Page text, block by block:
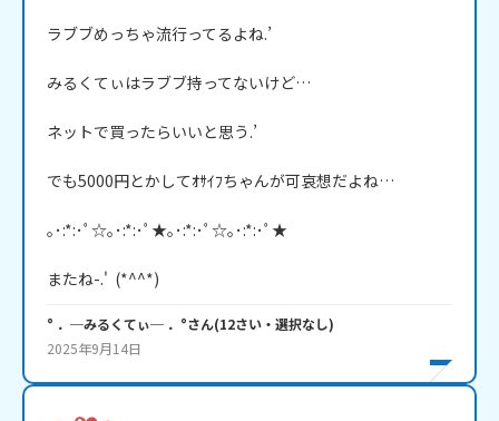
ラブブめっちゃ流行ってるよね.’
みるくてぃはラブブ持ってないけど…
ネットで買ったらいいと思う.’
でも5000円とかしてｵｻｲﾌちゃんが可哀想だよね…
｡･:*:･ﾟ☆｡･:*:･ﾟ★｡･:*:･ﾟ☆｡･:*:･ﾟ★
またね-.'  (*^^*)
° ．─みるくてぃ─ ．°さん(12さい・ 選択なし)
2025年9月14日